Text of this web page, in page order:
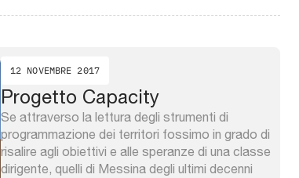
12 NOVEMBRE 2017
Progetto Capacity
Se attraverso la lettura degli strumenti di
programmazione dei territori fossimo in grado di
risalire agli obiettivi e alle speranze di una classe
dirigente, quelli di Messina degli ultimi decenni